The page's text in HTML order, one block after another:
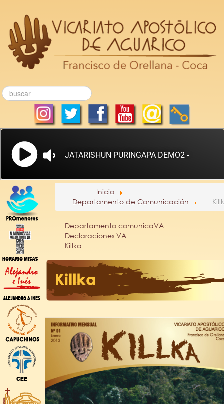
Inicio
Departamento de Comunicación
Departamento comunicaVA
Declaraciones VA
Killka